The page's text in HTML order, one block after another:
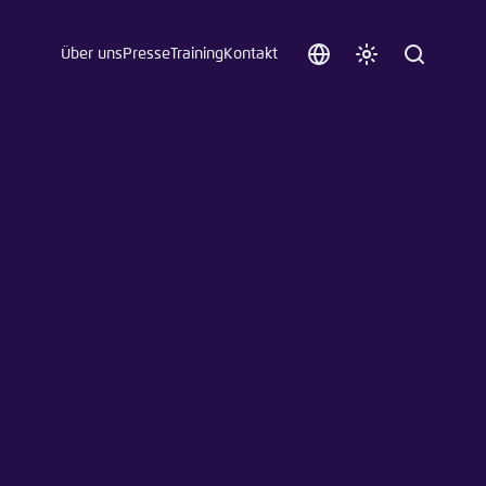
SpracheFarbschema
Suche
Über uns PresseTraining Kontakt